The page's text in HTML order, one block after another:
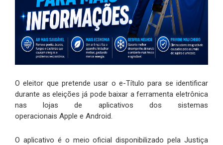
O eleitor que pretende usar o e-Título para se identificar
durante as eleições já pode baixar a ferramenta eletrônica
nas lojas de aplicativos dos sistemas
operacionais Apple e Android.
O aplicativo é o meio oficial disponibilizado pela Justiça